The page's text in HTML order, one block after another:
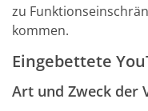
zu
kommen.
Eingebettete
Art und Zweck der